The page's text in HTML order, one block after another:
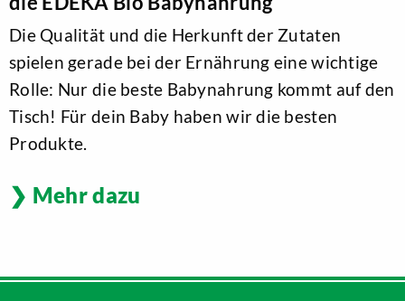
Die Qualität und die Herkunft der Zutaten
spielen gerade bei der Ernährung eine wichtige
Rolle: Nur die beste Babynahrung kommt auf den
Tisch! Für dein Baby haben wir die besten
Produkte.
Mehr dazu